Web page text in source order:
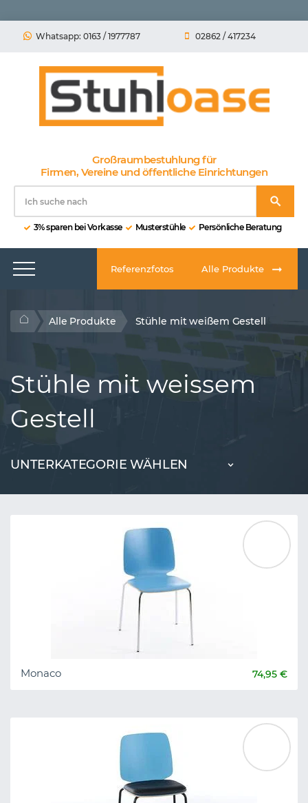
Whatsapp: 0163 / 1977787 02862 / 417234
Großraumbestuhlung für
Firmen, Vereine und öffentliche Einrichtungen
3% sparen bei Vorkasse Musterstühle Persönliche Beratung
Referenzfotos Alle Produkte
Alle Produkte Stühle mit weißem Gestell
Stühle mit weissem
Gestell
UNTERKATEGORIE WÄHLEN
Monaco 74,95 €